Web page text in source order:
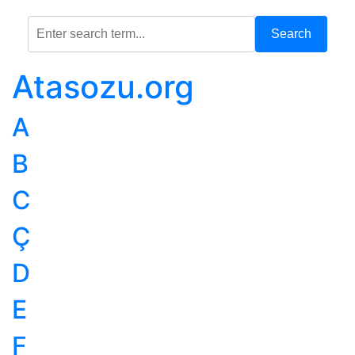
Search
Atasozu.org
A
B
C
Ç
D
E
F